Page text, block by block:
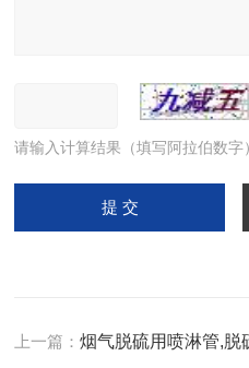
请输入计算结果（填写阿拉伯数字
上一篇：烟气脱硫用喷淋管,脱